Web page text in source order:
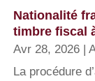
Nationalité
timbre fiscal
Avr 28, 2026 |
La procédure